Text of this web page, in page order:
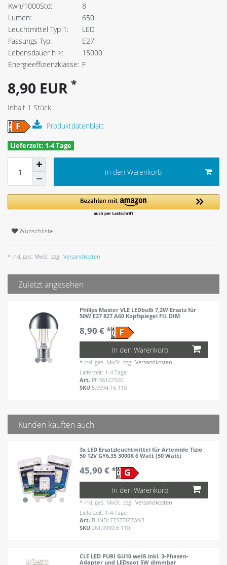
Kwh/1000Std:
8
Lumen:
650
Leuchtmittel Typ 1:
LED
Fassungs Typ:
E27
Lebensdauer h >:
15000
Energieeffizienzklasse: F
8,90 EUR *
Inhalt 1 Stück
Produktdatenblatt
Lieferzeit: 1-4 Tage
In den Warenkorb
Wunschliste
* inkl. ges. MwSt. zzgl. Versandkosten
Zuletzt angesehen
Philips Master VLE LEDbulb 7,2W Ersatz für
50W E27 827 A60 Kopfspiegel FIL DIM
8,90 € *
In den Warenkorb
* inkl. ges. MwSt. zzgl.Versandkosten
Lieferzeit: 1-4 Tage
Art. PH36122500
SKU 5.9994.16.110
Kunden kauften auch
3x LED Ersatzleuchtmittel für Artemide Tizio
50 12V GY6.35 3000K 6 Watt (50 Watt)
45,90 € *
In den Warenkorb
* inkl. ges. MwSt. zzgl.Versandkosten
Lieferzeit: 1-4 Tage
Art. BUNDLEESTTIZ2WX3
SKU261.9999.6.110
CLE LED PURI GU10 weiß inkl. 3-Phasen-
Adapter und LEDspot 5W dimmbar